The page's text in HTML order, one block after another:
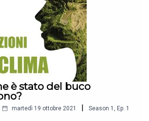
è stato del buco
martedì 19 ottobre 2021 Season 1 , Ep. 1